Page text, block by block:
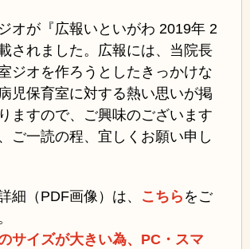
オが『広報いといがわ 2019年 2
されました。広報には、当院長
ジオを作ろうとしたきっかけな
児保育室に対する熱い思いが掲
ますので、ご興味のございます
ご一読の程、宜しくお願い申し
細（PDF画像）は、 こちら をご
サイズが大きい為、PC・スマ